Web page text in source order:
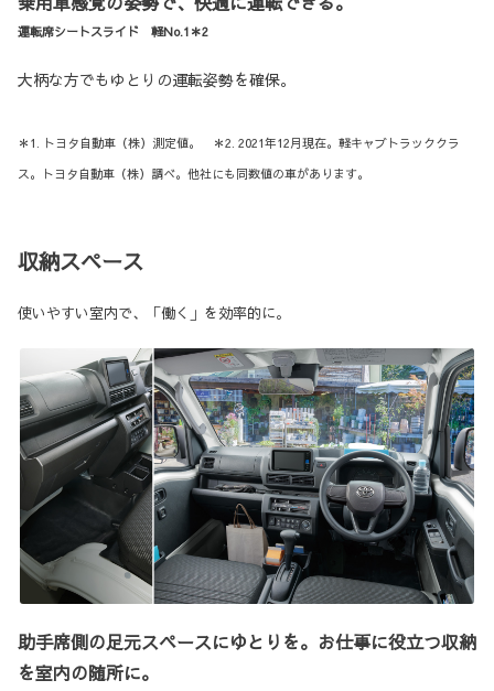
運転席シートスライド 軽No.1＊2
大柄な方でもゆとりの運転姿勢を確保。
＊1. トヨタ自動車（株）測定値。 ＊2. 2021年12月現在。軽キャブトラッククラ
ス。トヨタ自動車（株）調べ。他社にも同数値の車があります。
収納スペース
使いやすい室内で、「働く」を効率的に。
助手席側の足元スペースにゆとりを。お仕事に役立つ収納
を室内の随所に。